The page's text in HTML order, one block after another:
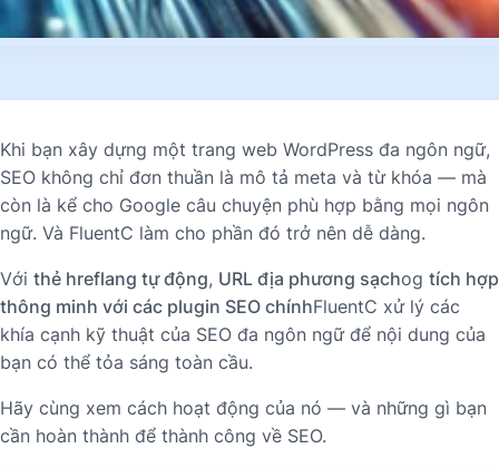
Khi bạn xây dựng một trang web WordPress đa ngôn ngữ,
SEO không chỉ đơn thuần là mô tả meta và từ khóa — mà
còn là kể cho Google câu chuyện phù hợp bằng mọi ngôn
ngữ. Và FluentC làm cho phần đó trở nên dễ dàng.
Với thẻ hreflang tự động, URL địa phương sạchog tích hợp
thông minh với các plugin SEO chínhFluentC xử lý các
khía cạnh kỹ thuật của SEO đa ngôn ngữ để nội dung của
bạn có thể tỏa sáng toàn cầu.
Hãy cùng xem cách hoạt động của nó — và những gì bạn
cần hoàn thành để thành công về SEO.